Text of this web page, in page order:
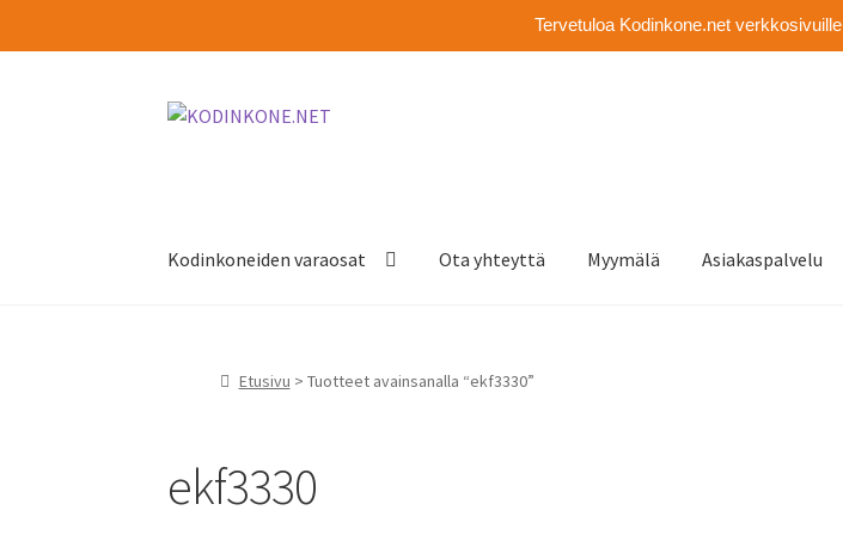
Tervetuloa Kodinkone.net verkkosivuille
Siirry
Siirry
Kodinkoneiden varaosat Ota yhteyttä Myymälä Asiakaspalvelu
Etusivu > Tuotteet avainsanalla “ekf3330”
ekf3330